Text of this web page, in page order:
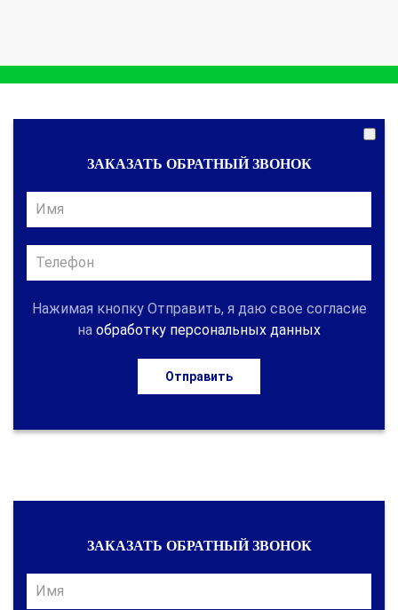
ЗАКАЗАТЬ ОБРАТНЫЙ ЗВОНОК
Нажимая кнопку Отправить, я даю свое согласие
на обработку персональных данных
Отправить
ЗАКАЗАТЬ ОБРАТНЫЙ ЗВОНОК